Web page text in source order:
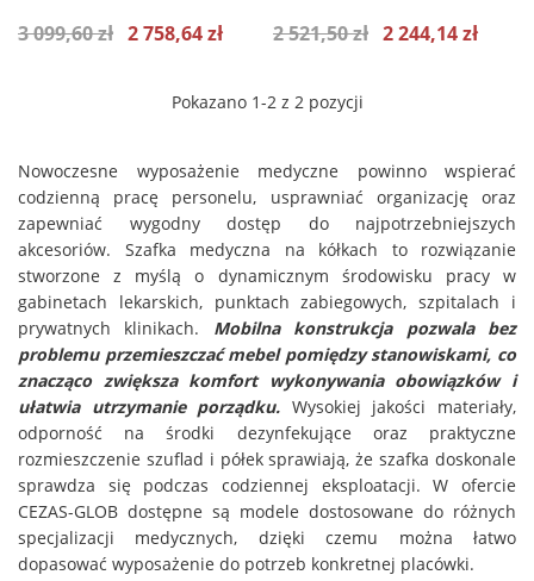
3 099,60 zł 2 758,64 zł 2 521,50 zł 2 244,14 zł
Pokazano 1-2 z 2 pozycji
Nowoczesne wyposażenie medyczne powinno wspierać
codzienną pracę personelu, usprawniać organizację oraz
zapewniać wygodny dostęp do najpotrzebniejszych
akcesoriów. Szafka medyczna na kółkach to rozwiązanie
stworzone z myślą o dynamicznym środowisku pracy w
gabinetach lekarskich, punktach zabiegowych, szpitalach i
prywatnych klinikach. Mobilna konstrukcja pozwala bez
problemu przemieszczać mebel pomiędzy stanowiskami, co
znacząco zwiększa komfort wykonywania obowiązków i
ułatwia utrzymanie porządku. Wysokiej jakości materiały,
odporność na środki dezynfekujące oraz praktyczne
rozmieszczenie szuflad i półek sprawiają, że szafka doskonale
sprawdza się podczas codziennej eksploatacji. W ofercie
CEZAS-GLOB dostępne są modele dostosowane do różnych
specjalizacji medycznych, dzięki czemu można łatwo
dopasować wyposażenie do potrzeb konkretnej placówki.